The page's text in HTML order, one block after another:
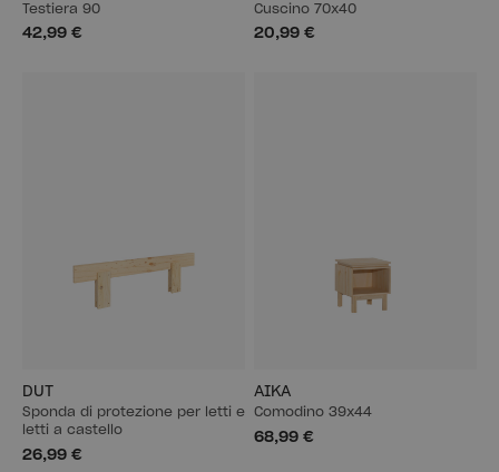
Testiera 90
42,99 €
Cuscino 70x40
20,99 €
DUT
Sponda di protezione per letti e
letti a castello
26,99 €
AIKA
Comodino 39x44
68,99 €